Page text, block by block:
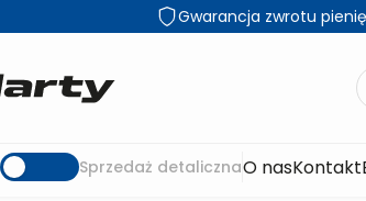
Gwarancja zwrotu
Sprzedaż detalicznaO nasKontakt